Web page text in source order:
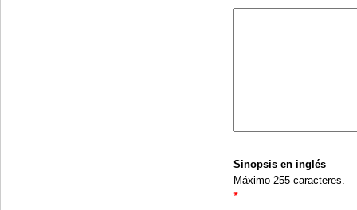
Sinopsis en inglés
Máximo 255 caracteres.
*